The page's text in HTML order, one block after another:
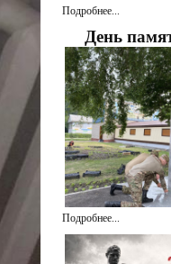
Подробнее...
День
Подробнее...